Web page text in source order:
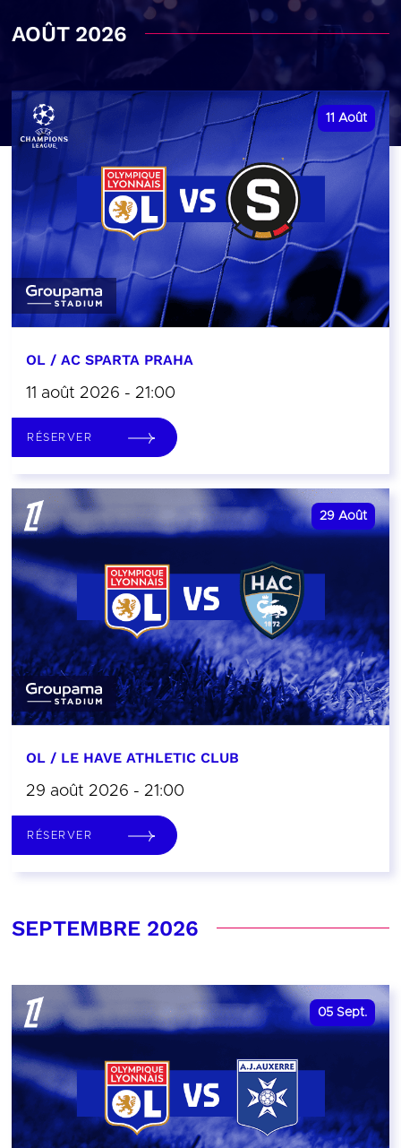
AOÛT 2026
11 Août
OL / AC SPARTA PRAHA
11 août 2026 - 21:00
RÉSERVER
29 Août
OL / LE HAVE ATHLETIC CLUB
29 août 2026 - 21:00
RÉSERVER
SEPTEMBRE 2026
05 Sept.